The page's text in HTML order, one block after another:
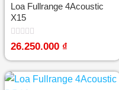
Loa Fullrange 4Acoustic
X15
Được
xếp
hạng
5
sao
26.250.000 ₫